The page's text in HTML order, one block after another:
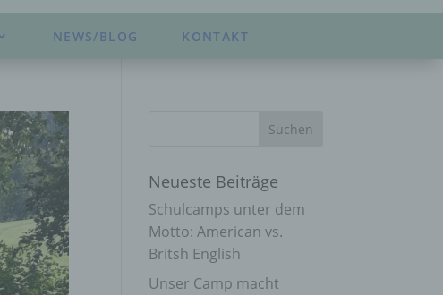
NEWS/BLOG KONTAKT
Neueste Beiträge
Schulcamps unter dem
Motto: American vs.
Britsh English
Unser Camp macht